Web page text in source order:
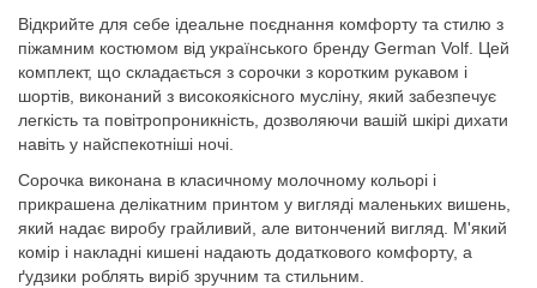
Відкрийте для себе ідеальне поєднання комфорту та стилю з
піжамним костюмом від українського бренду German Volf. Цей
комплект, що складається з сорочки з коротким рукавом і
шортів, виконаний з високоякісного мусліну, який забезпечує
легкість та повітропроникність, дозволяючи вашій шкірі дихати
навіть у найспекотніші ночі.
Сорочка виконана в класичному молочному кольорі і
прикрашена делікатним принтом у вигляді маленьких вишень,
який надає виробу грайливий, але витончений вигляд. М'який
комір і накладні кишені надають додаткового комфорту, а
ґудзики роблять виріб зручним та стильним.